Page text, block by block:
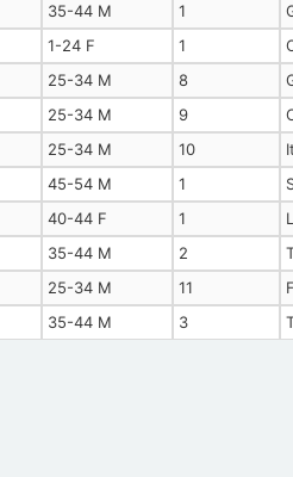
35-44 M 1
1-24 F 1
25-34 M 8
25-34 M 9
25-34 M 10
45-54 M 1
40-44 F 1
35-44 M 2
25-34 M 11
35-44 M 3